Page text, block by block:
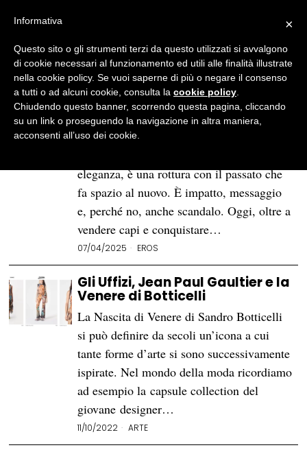
BROWSE TAG
Moda
Moda erotica: le 4 campagne
marketing più hot degli ultimi
30 anni
eleganza, è una rottura con il passato che
fa spazio al nuovo. È impatto, messaggio
e, perché no, anche scandalo. Oggi, oltre a
vendere capi e conquistare…
07/04/2025 EROS
Gli Uffizi, Jean Paul Gaultier e la
Venere di Botticelli
La Nascita di Venere di Sandro Botticelli
si può definire da secoli un’icona a cui
tante forme d’arte si sono successivamente
ispirate. Nel mondo della moda ricordiamo
ad esempio la capsule collection del
giovane designer…
11/10/2022 ARTE
×
Informativa
Questo sito o gli strumenti terzi da questo utilizzati si avvalgono
di cookie necessari al funzionamento ed utili alle finalità illustrate
nella cookie policy. Se vuoi saperne di più o negare il consenso
a tutti o ad alcuni cookie, consulta la cookie policy
Chiudendo questo banner, scorrendo questa pagina, cliccando
su un link o proseguendo la navigazione in altra maniera,
acconsenti all’uso dei cookie.